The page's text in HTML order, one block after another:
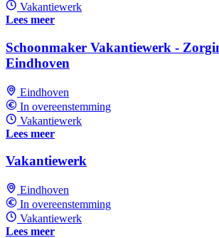
Vakantiewerk
Lees meer
Schoonmaker Vakantiewerk -
Eindhoven
Eindhoven
In overeenstemming
Vakantiewerk
Lees meer
Vakantiewerk
Eindhoven
In overeenstemming
Vakantiewerk
Lees meer